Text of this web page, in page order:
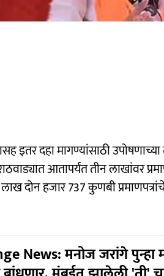
इतर दहा मागण्यांसाठी
आतापर्यंत तीन लाखांवर
दोन हजार 737 कुणबी
News: मनोज जरांगे पुन्हा